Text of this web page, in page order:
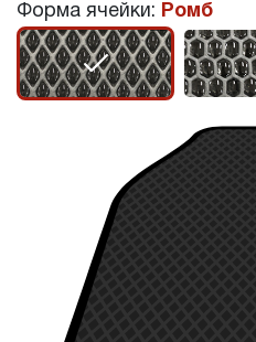
Форма ячейки: Ромб
r